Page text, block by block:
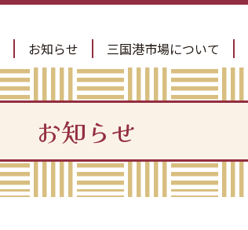
お知らせ
三国港市場について
お知らせ